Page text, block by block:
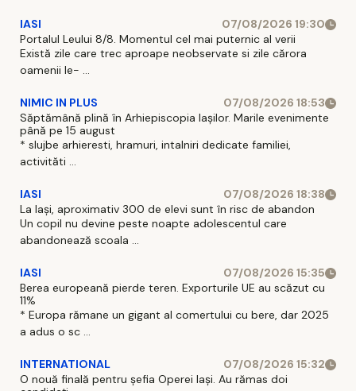
IASI
07/08/2026 19:30
Portalul Leului 8/8. Momentul cel mai puternic al verii
Există zile care trec aproape neobservate si zile cărora
oamenii le- ...
NIMIC IN PLUS
07/08/2026 18:53
Săptămână plină în Arhiepiscopia Iașilor. Marile evenimente
până pe 15 august
* slujbe arhieresti, hramuri, intalniri dedicate familiei,
activităti ...
IASI
07/08/2026 18:38
La Iași, aproximativ 300 de elevi sunt în risc de abandon
Un copil nu devine peste noapte adolescentul care
abandonează scoala ...
IASI
07/08/2026 15:35
Berea europeană pierde teren. Exporturile UE au scăzut cu
11%
* Europa rămane un gigant al comertului cu bere, dar 2025
a adus o sc ...
INTERNATIONAL
07/08/2026 15:32
O nouă finală pentru șefia Operei Iași. Au rămas doi